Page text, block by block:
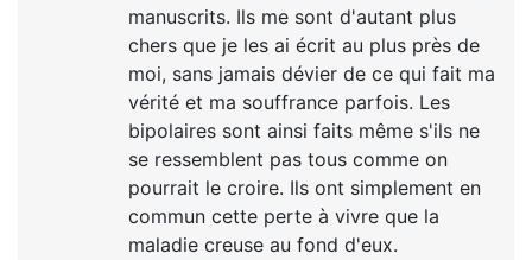
manuscrits. Ils me sont d'autant plus
chers que je les ai écrit au plus près de
moi, sans jamais dévier de ce qui fait ma
vérité et ma souffrance parfois. Les
bipolaires sont ainsi faits même s'ils ne
se ressemblent pas tous comme on
pourrait le croire. Ils ont simplement en
commun cette perte à vivre que la
maladie creuse au fond d'eux.